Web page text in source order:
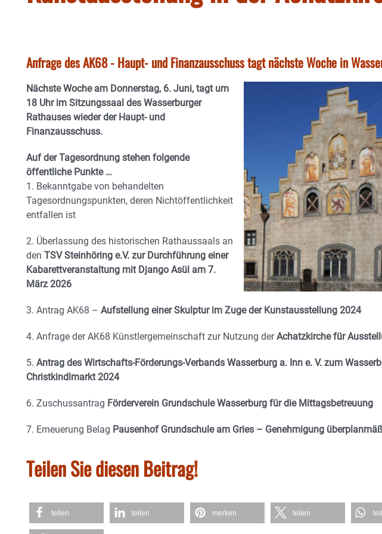
Anfrage des AK68 - Haupt- und Finanzausschuss tagt nächste Woche in
Nächste Woche am Donnerstag, 6. Juni, tagt um
18 Uhr im Sitzungssaal des Wasserburger
Rathauses wieder der Haupt- und
Finanzausschuss.
Auf der Tagesordnung stehen folgende
öffentliche Punkte …
1. Bekanntgabe von behandelten
Tagesordnungspunkten, deren Nichtöffentlichkeit
entfallen ist
2. Überlassung des historischen Rathaussaals an
den TSV Steinhöring e.V. zur Durchführung einer
Kabarettveranstaltung mit Django Asül am 7.
März 2026
3. Antrag AK68 – Aufstellung einer Skulptur im Zuge der Kunstausstellung 2024
4. Anfrage der AK68 Künstlergemeinschaft zur Nutzung derAchatzkirche für
5. Antrag des Wirtschafts-Förderungs-Verbands Wasserburg a. Inn e. V. zum
Christkindlmarkt 2024
6. Zuschussantrag Förderverein Grundschule Wasserburg für die Mittagsbetreuung
7. Erneuerung Belag Pausenhof Grundschule am Gries – Genehmigung
Teilen Sie diesen Beitrag!
teilen teilen merken teilen